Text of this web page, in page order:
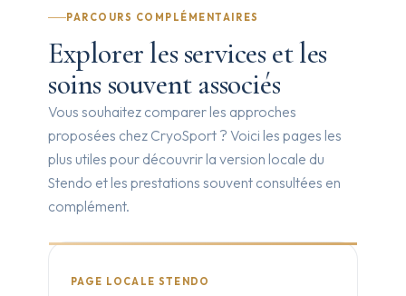
PARCOURS COMPLÉMENTAIRES
Explorer les services et les
soins souvent associés
Vous souhaitez comparer les approches
proposées chez CryoSport ? Voici les pages les
plus utiles pour découvrir la version locale du
Stendo et les prestations souvent consultées en
complément.
PAGE LOCALE STENDO